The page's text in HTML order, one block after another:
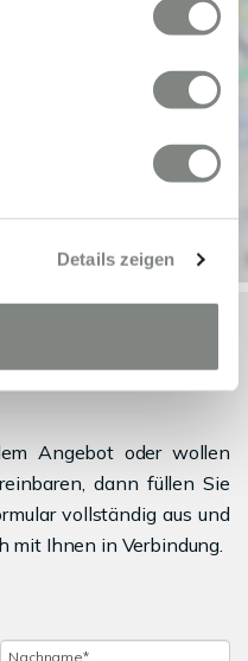
Details zeigen
Angebot oder wollen
dann füllen Sie
vollständig aus und
mit Ihnen in Verbindung.